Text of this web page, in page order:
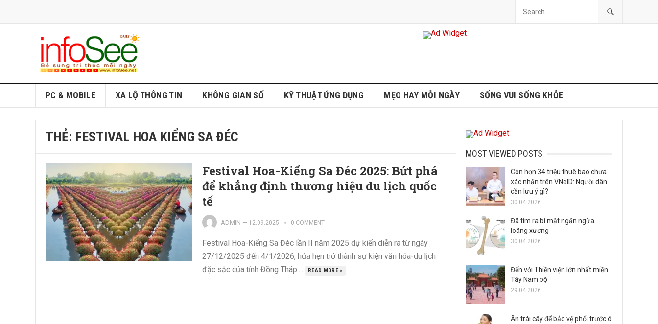
PC & MOBILE XA LỘ THÔNG TIN KHÔNG GIAN SỐ KỸ THUẬT ỨNG DỤNG MẸO HAY MỖI NGÀY SỐNG VUI SỐNG KHỎE
THẺ: FESTIVAL HOA KIỂNG SA ĐÉC
Festival Hoa-Kiểng Sa Đéc 2025: Bứt phá
để khẳng định thương hiệu du lịch quốc
tế
ADMIN — 12.09.2025 0 COMMENT
Festival Hoa-Kiểng Sa Đéc lần II năm 2025 dự kiến diễn ra từ ngày
27/12/2025 đến 4/1/2026, hứa hẹn trở thành sự kiện văn hóa-du lịch
đặc sắc của tỉnh Đồng Tháp....
READ MORE »
MOST VIEWED POSTS
Còn hơn 34 triệu thuê bao chưa
xác nhận trên VNeID: Người dân
cần lưu ý gì?
30.04.2026
Đã tìm ra bí mật ngăn ngừa
loãng xương
30.04.2026
Đến với Thiền viện lớn nhất miền
Tây Nam bộ
29.04.2026
Ăn trái cây để bảo vệ phổi trước ô